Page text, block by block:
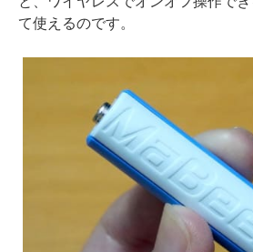
て使えるのです。